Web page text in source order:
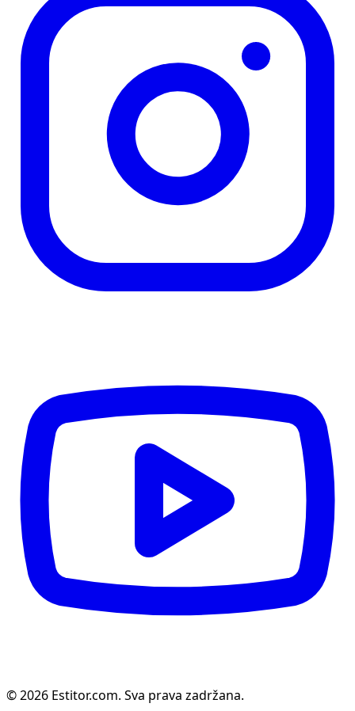
© 2026 Estitor.com. Sva prava zadržana.